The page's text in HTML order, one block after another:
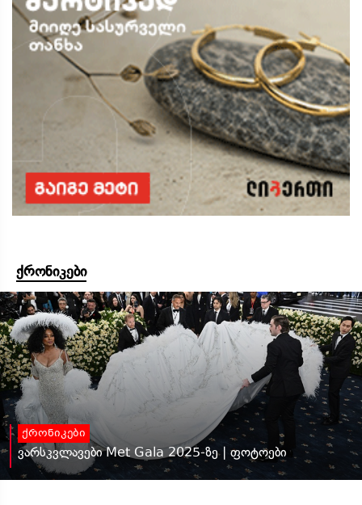
ქრონიკები
ქრონიკები
ვარსკვლავები Met Gala 2025-ზე | ფოტოები